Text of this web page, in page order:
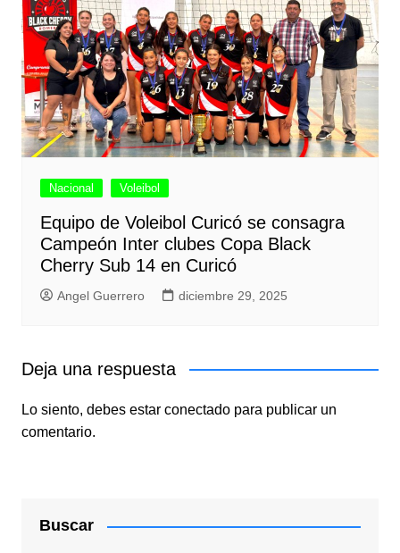
Nacional Voleibol
Equipo de Voleibol Curicó se consagra
Campeón Inter clubes Copa Black
Cherry Sub 14 en Curicó
Angel Guerrero diciembre 29, 2025
Deja una respuesta
Lo siento, debes estar conectadopara publicar un
comentario.
Buscar